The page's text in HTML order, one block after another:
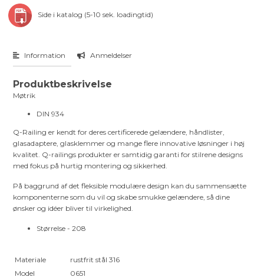
Side i katalog (5-10 sek. loadingtid)
Information Anmeldelser
Produktbeskrivelse
Møtrik
DIN 934
Q-Railing er kendt for deres certificerede gelændere, håndlister,
glasadaptere, glasklemmer og mange flere innovative løsninger i høj
kvalitet. Q-railings produkter er samtidig garanti for stilrene designs
med fokus på hurtig montering og sikkerhed.
På baggrund af det fleksible modulære design kan du sammensætte
komponenterne som du vil og skabe smukke gelændere, så dine
ønsker og idéer bliver til virkelighed.
Størrelse - 208
Materiale
rustfrit stål 316
Model
0651